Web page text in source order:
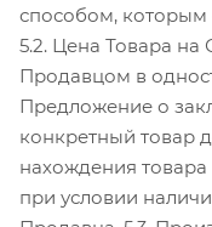
способом, которым
5.2. Цена Товара на
Продавцом в
Предложение о
конкретный товар
нахождения
при условии